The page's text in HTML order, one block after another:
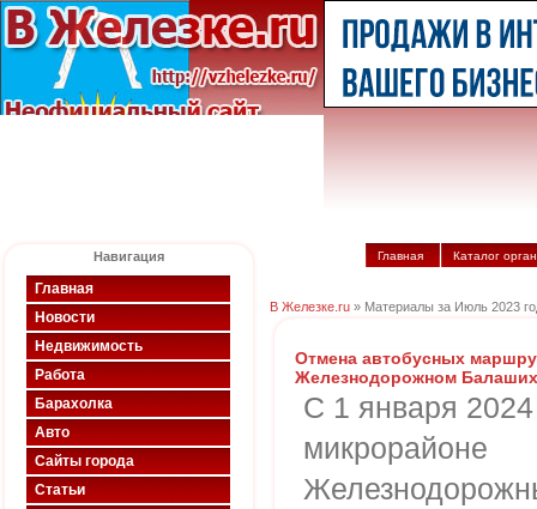
Навигация
Главная
Новости
Недвижимость
Работа
Барахолка
Авто
Сайты города
Статьи
Главная Каталог
В Железке.ru » Материалы за Июль 2023
Отмена автобусных
Железнодорожном
С 1 января 2024
микрорайоне